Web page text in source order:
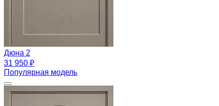
Дюна 2
31 950 ₽
Популярная модель